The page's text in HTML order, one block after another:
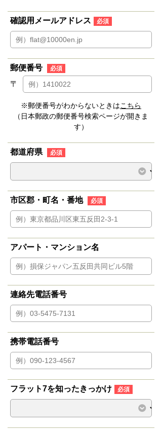
確認用メールアドレス 必須
郵便番号 必須
〒
※郵便番号がわからないときはこちら
（日本郵政の郵便番号検索ページが開きま
す）
都道府県 必須
市区郡・町名・番地 必須
アパート・マンション名
連絡先電話番号
携帯電話番号
フラット7を知ったきっかけ 必須